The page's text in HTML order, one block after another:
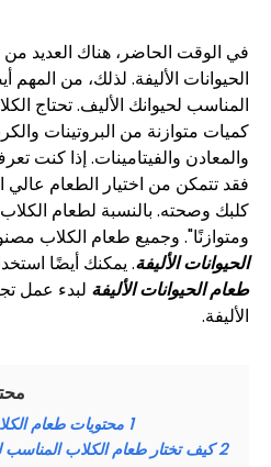
في الوقت الحاضر، هناك العديد من
الحيوانات الأليفة. لذلك، من المهم
المناسب لحيوانك الأليف. تحتاج
كميات متوازنة من البروتينات
والمعادن والفيتامينات. إذا كنت
فقد تتمكن من اختيار الطعام
كلبك وصحته. بالنسبة لطعام
ومتوازنًا". وجميع طعام الكلاب
الحيوانات الأليفة. يمكنك أيضًا
طعام الحيوانات الأليفة لبدء عمل
الأليفة.
1 محتويات طعام
2 كيف تختار طعام الكلاب المناسب